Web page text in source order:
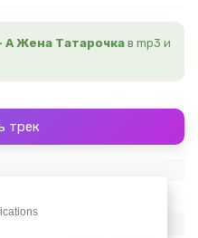
А Жена Татарочка в mp3 и
трек